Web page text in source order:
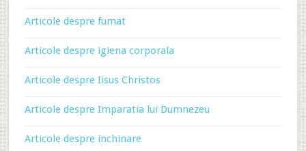
Articole despre fumat
Articole despre igiena corporala
Articole despre Iisus Christos
Articole despre Imparatia lui Dumnezeu
Articole despre inchinare